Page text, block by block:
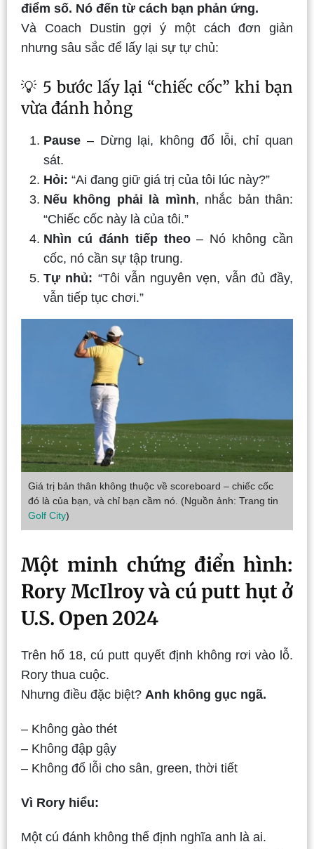
điểm số. Nó đến từ cách bạn phản ứng.
Và Coach Dustin gợi ý một cách đơn giản
nhưng sâu sắc để lấy lại sự tự chủ:
💡 5 bước lấy lại “chiếc cốc” khi bạn
vừa đánh hỏng
Pause – Dừng lại, không đổ lỗi, chỉ quan
sát.
Hỏi: “Ai đang giữ giá trị của tôi lúc này?”
Nếu không phải là mình, nhắc bản thân:
“Chiếc cốc này là của tôi.”
Nhìn cú đánh tiếp theo– Nó không cần
cốc, nó cần sự tập trung.
Tự nhủ: “Tôi vẫn nguyên vẹn, vẫn đủ đầy,
vẫn tiếp tục chơi.”
Giá trị bản thân không thuộc về scoreboard – chiếc cốc
đó là của bạn, và chỉ bạn cầm nó. (Nguồn ảnh: Trang tin
Golf City)
Một minh chứng điển hình:
Rory McIlroy và cú putt hụt ở
U.S. Open 2024
Trên hố 18, cú putt quyết định không rơi vào lỗ.
Rory thua cuộc.
Nhưng điều đặc biệt? Anh không gục ngã.
– Không gào thét
– Không đập gậy
– Không đổ lỗi cho sân, green, thời tiết
Vì Rory hiểu:
Một cú đánh không thể định nghĩa anh là ai.